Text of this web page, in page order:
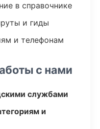
в справочнике
и гиды
и телефонам
с нами
службами
и